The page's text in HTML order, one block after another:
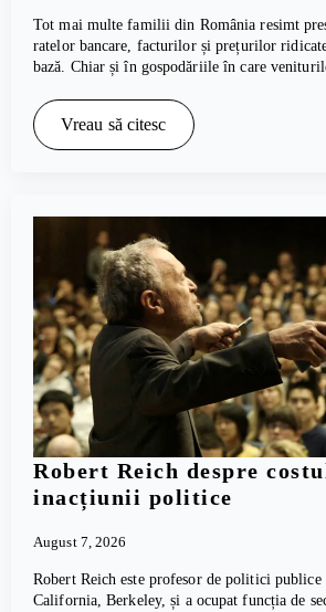
Tot mai multe familii din România resimt
ratelor bancare, facturilor și prețurilor
bază. Chiar și în gospodăriile în care
Vreau să citesc
Robert Reich despre
inacțiunii politice
August 7, 2026
Robert Reich este profesor de politici publice
California, Berkeley, și a ocupat funcția de